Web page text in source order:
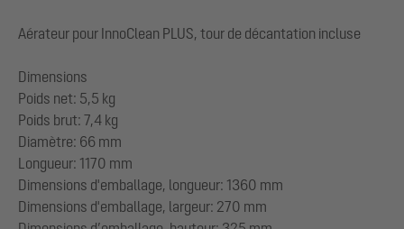
Aérateur pour InnoClean PLUS, tour de décantation incluse
Dimensions
Poids net: 5,5 kg
Poids brut: 7,4 kg
Diamètre: 66 mm
Longueur: 1170 mm
Dimensions d'emballage, longueur: 1360 mm
Dimensions d'emballage, largeur: 270 mm